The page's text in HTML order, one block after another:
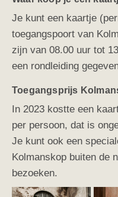
Je kunt een kaartje
toegangspoort van
zijn van 08.00 uur tot
een rondleiding
Toegangsprijs
In 2023 kostte een
per persoon, dat is
Je kunt ook een
Kolmanskop buiten de
bezoeken.